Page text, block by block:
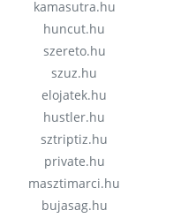
kamasutra.hu
huncut.hu
szereto.hu
szuz.hu
elojatek.hu
hustler.hu
sztriptiz.hu
private.hu
masztimarci.hu
bujasag.hu